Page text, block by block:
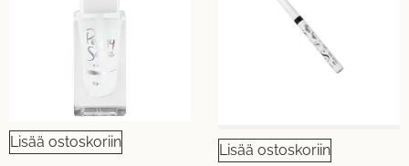
Lisää ostoskoriin
Lisää ostoskoriin